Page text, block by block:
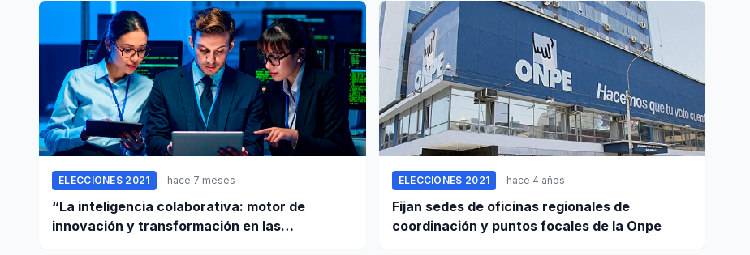
ELECCIONES 2021 hace 7 meses
“La inteligencia colaborativa: motor de
innovación y transformación en las
ELECCIONES 2021 hace 4 años
Fijan sedes de oficinas regionales de
coordinación y puntos focales de la Onpe